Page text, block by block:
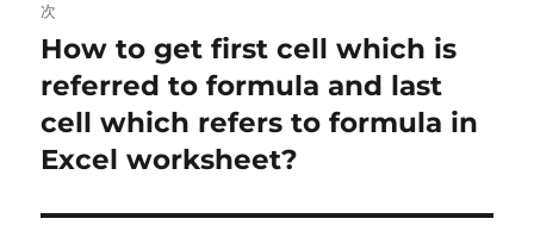
ー
シ
ョ
ン
次
次
の
投
稿:
How to get first cell which is
referred to formula and last
cell which refers to formula in
Excel worksheet?